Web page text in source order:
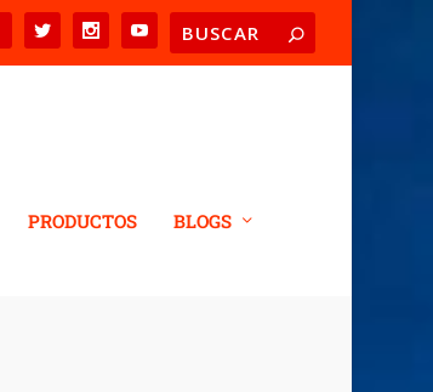
PRODUCTOS BLOGS